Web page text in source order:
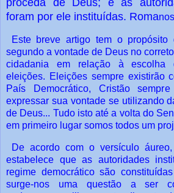
foram por ele instituídas. Roma
Este breve artigo tem o propósito
segundo a vontade de Deus no
cidadania em relação à escolha
eleições. Eleições sempre existirão
País Democrático, Cristão
expressar sua vontade se utilizando
de Deus... Tudo isto até a volta do
em primeiro lugar somos todos um
De acordo com o versículo
estabelece que as autoridades
regime democrático são
surge-nos uma questão a ser